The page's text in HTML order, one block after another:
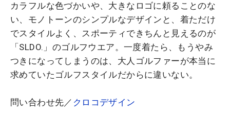
カラフルな色づかいや、大きなロゴに頼ることのな
い、モノトーンのシンプルなデザインと、着ただけ
でスタイルよく、スポーティできちんと見えるのが
「SLDO.」のゴルフウエア。一度着たら、もうやみ
つきになってしまうのは、大人ゴルファーが本当に
求めていたゴルフスタイルだからに違いない。
問い合わせ先／ クロコデザイン